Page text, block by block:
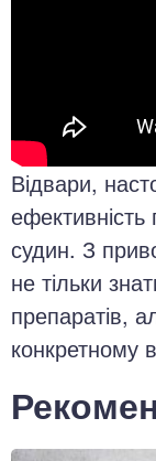
Відвари,
ефективність
судин. З
не тільки
препаратів,
конкретному